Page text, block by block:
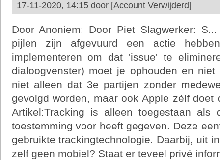
17-11-2020, 14:15 door [Account Verwijderd]
Door Anoniem: Door Piet Slagwerker:
pijlen zijn afgevuurd een actie
implementeren om dat 'issue' te
dialoogvenster) moet je ophouden en
niet alleen dat 3e partijen zonder
gevolgd worden, maar ook Apple zélf
Artikel:Tracking is alleen toegestaan als
toestemming voor heeft gegeven. Deze
gebruikte trackingtechnologie. Daarbij, uit
zelf geen mobiel? Staat er teveel privé